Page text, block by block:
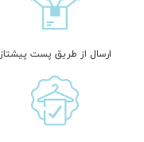
ارسال از طریق پست پیشتاز